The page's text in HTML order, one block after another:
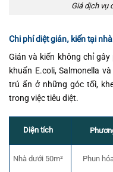
Giá dịch vụ
Chi phí diệt gián, kiến tại nhà
Gián và kiến không chỉ
khuẩn E.coli, Salmonella
trú ẩn ở những góc tối,
trong việc tiêu diệt.
Diện tích
Nhà dưới 50m² Phun